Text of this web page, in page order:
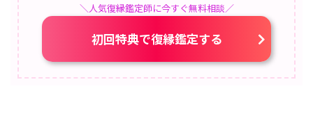
＼人気復縁鑑定師に今すぐ無料相談／
初回特典で復縁鑑定する